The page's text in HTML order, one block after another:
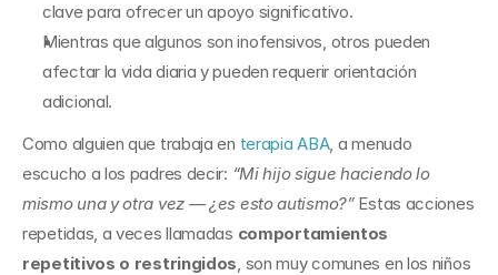
clave para ofrecer un apoyo significativo.
Mientras que algunos son inofensivos, otros pueden
afectar la vida diaria y pueden requerir orientación
adicional.
Como alguien que trabaja en terapia ABA, a menudo
escucho a los padres decir: “Mi hijo sigue haciendo lo
mismo una y otra vez — ¿es esto autismo?” Estas acciones
repetidas, a veces llamadas comportamientos
repetitivos o restringidos, son muy comunes en los niños